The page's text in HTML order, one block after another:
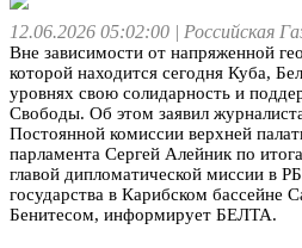
12.06.2026 05:02:00 | Российская
Вне зависимости от напряженной
которой находится сегодня Куба,
уровнях свою солидарность и
Свободы. Об этом заявил
Постоянной комиссии верхней
парламента Сергей Алейник по
главой дипломатической миссии в
государства в Карибском бассейне
Бенитесом, информирует БЕЛТА.